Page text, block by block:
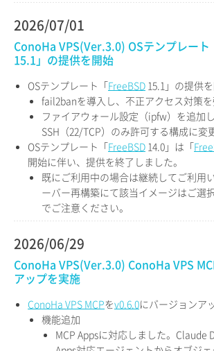
2026/07/01
ConoHa VPS(Ver.3.0) OSテンプレート
15.1」の提供を開始
OSテンプレート「FreeBSD 15.1」の提供
fail2banを導入し、不正アクセス対策を
ファイアウォール設定（ipfw）を追加
SSH（22/TCP）のみ許可する構成に変
OSテンプレート「FreeBSD 14.0」は「
開始に伴い、提供を終了しました。
既にご利用中の場合は継続してご利用
ーバー再構築にて該当イメージはご選
でご注意ください。
2026/06/29
ConoHa VPS(Ver.3.0) ConoHa VPS
アップを実施
ConoHa VPS MCPをv0.6.0にバージョンア
機能追加
MCP Appsに対応しました。Claude